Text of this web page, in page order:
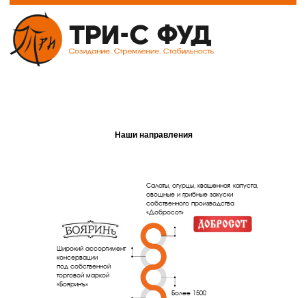
Оставить заявку на
обратную связь ●
Широкий ассортимент
консервации
под собственной
торговой маркой
«Бояринъ»
Более 1500
Салаты, огурцы, квашенная капуста,
овощные и грибные закуски
собственного производства
«Добросот»
Наши направления